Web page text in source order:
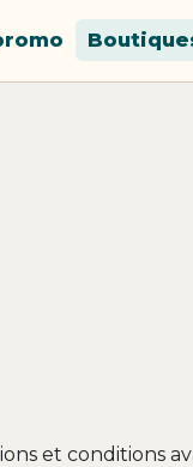
et conditions